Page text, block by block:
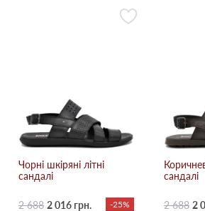
Чорні шкіряні літні
сандалі
2 688 2 016 грн. -25%
сандалі
2 688 2